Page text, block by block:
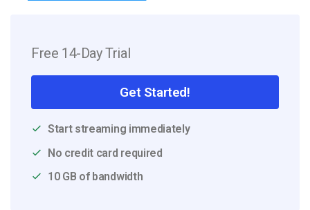
Free 14-Day Trial
Get Started!
Start streaming immediately
No credit card required
10 GB of bandwidth